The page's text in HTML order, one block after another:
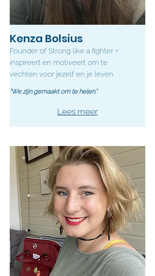
Kenza Bolsius
Founder of Strong like a fighter +
inspireert en motiveert om te
vechten voor jezelf en je leven
"We zijn gemaakt om te helen."
Lees meer